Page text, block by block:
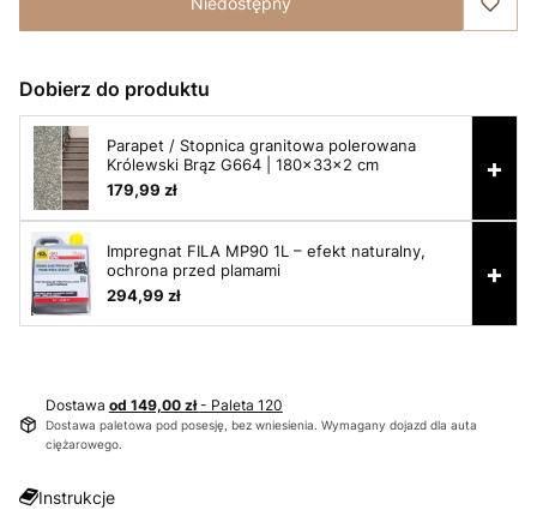
Dobierz do produktu
Parapet / Stopnica granitowa polerowana
Królewski Brąz G664 | 180x33x2 cm
179,99 zł
+
Impregnat FILA MP90 1L – efekt naturalny,
ochrona przed plamami
294,99 zł
+
Dostawa od 149,00 zł- Paleta 120
Dostawa paletowa pod posesję, bez wniesienia. Wymagany dojazd dla auta
ciężarowego.
Instrukcje